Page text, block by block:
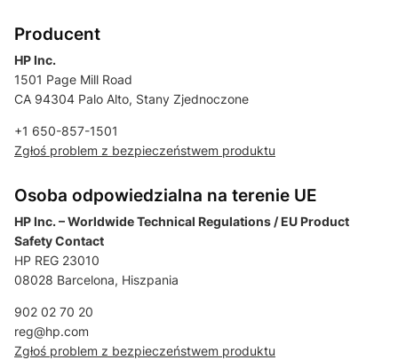
Producent
HP Inc.
1501 Page Mill Road
CA 94304 Palo Alto, Stany Zjednoczone
+1 650-857-1501
Zgłoś problem z bezpieczeństwem produktu
Osoba odpowiedzialna na terenie UE
HP Inc. – Worldwide Technical Regulations / EU Product
Safety Contact
HP REG 23010
08028 Barcelona, Hiszpania
902 02 70 20
reg@hp.com
Zgłoś problem z bezpieczeństwem produktu